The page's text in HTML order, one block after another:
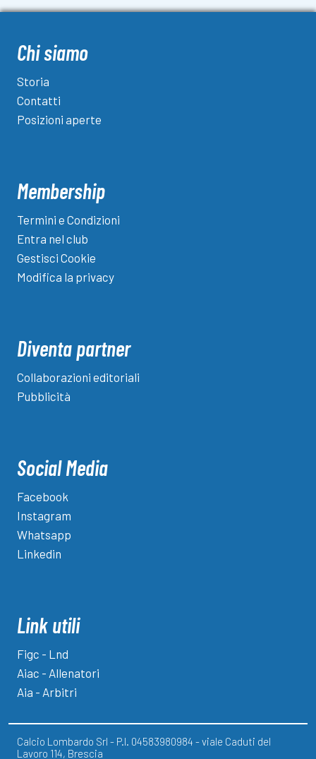
Chi siamo
Storia
Contatti
Posizioni aperte
Membership
Termini e Condizioni
Entra nel club
Gestisci Cookie
Modifica la privacy
Diventa partner
Collaborazioni editoriali
Pubblicità
Social Media
Facebook
Instagram
Whatsapp
Linkedin
Link utili
Figc - Lnd
Aiac - Allenatori
Aia - Arbitri
Calcio Lombardo Srl - P.I. 04583980984 - viale Caduti del
Lavoro 114, Brescia